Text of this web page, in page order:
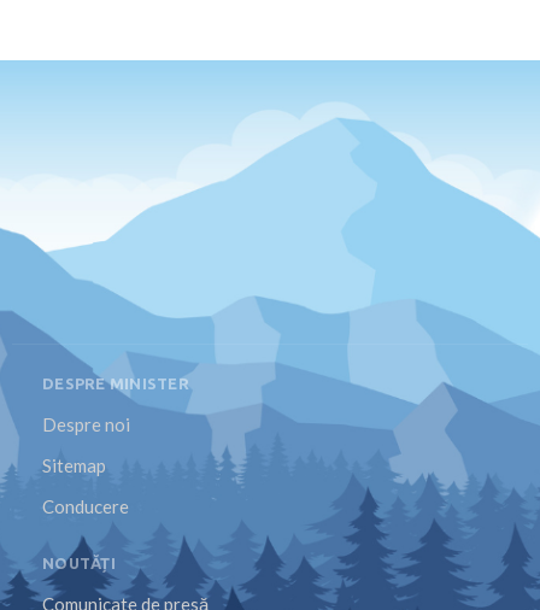
DESPRE MINISTER
Despre noi
Sitemap
Conducere
NOUTĂȚI
Comunicate de presă